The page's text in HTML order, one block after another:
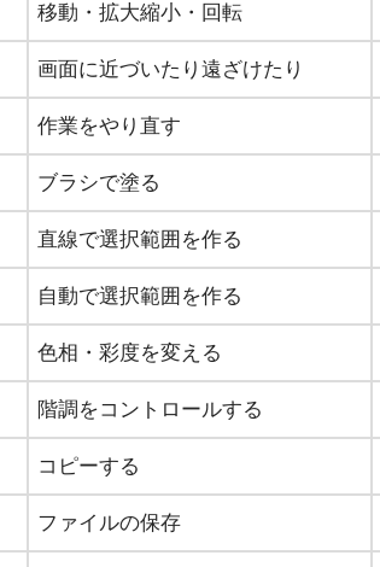
移動・拡大縮小・回転
画面に近づいたり遠ざけたり
作業をやり直す
ブラシで塗る
直線で選択範囲を作る
自動で選択範囲を作る
色相・彩度を変える
階調をコントロールする
コピーする
ファイルの保存